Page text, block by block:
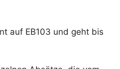
auf EB103 und geht bis